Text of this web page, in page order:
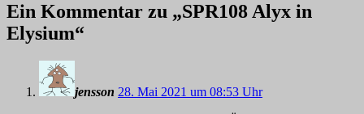
Ein Kommentar zu „SPR108 Alyx in
Elysium“
jensson 28. Mai 2021 um 08:53 Uhr